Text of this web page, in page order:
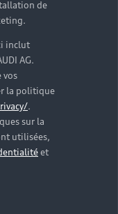
de
inclut
AG.
vos
la politique
.
sur la
utilisées,
et